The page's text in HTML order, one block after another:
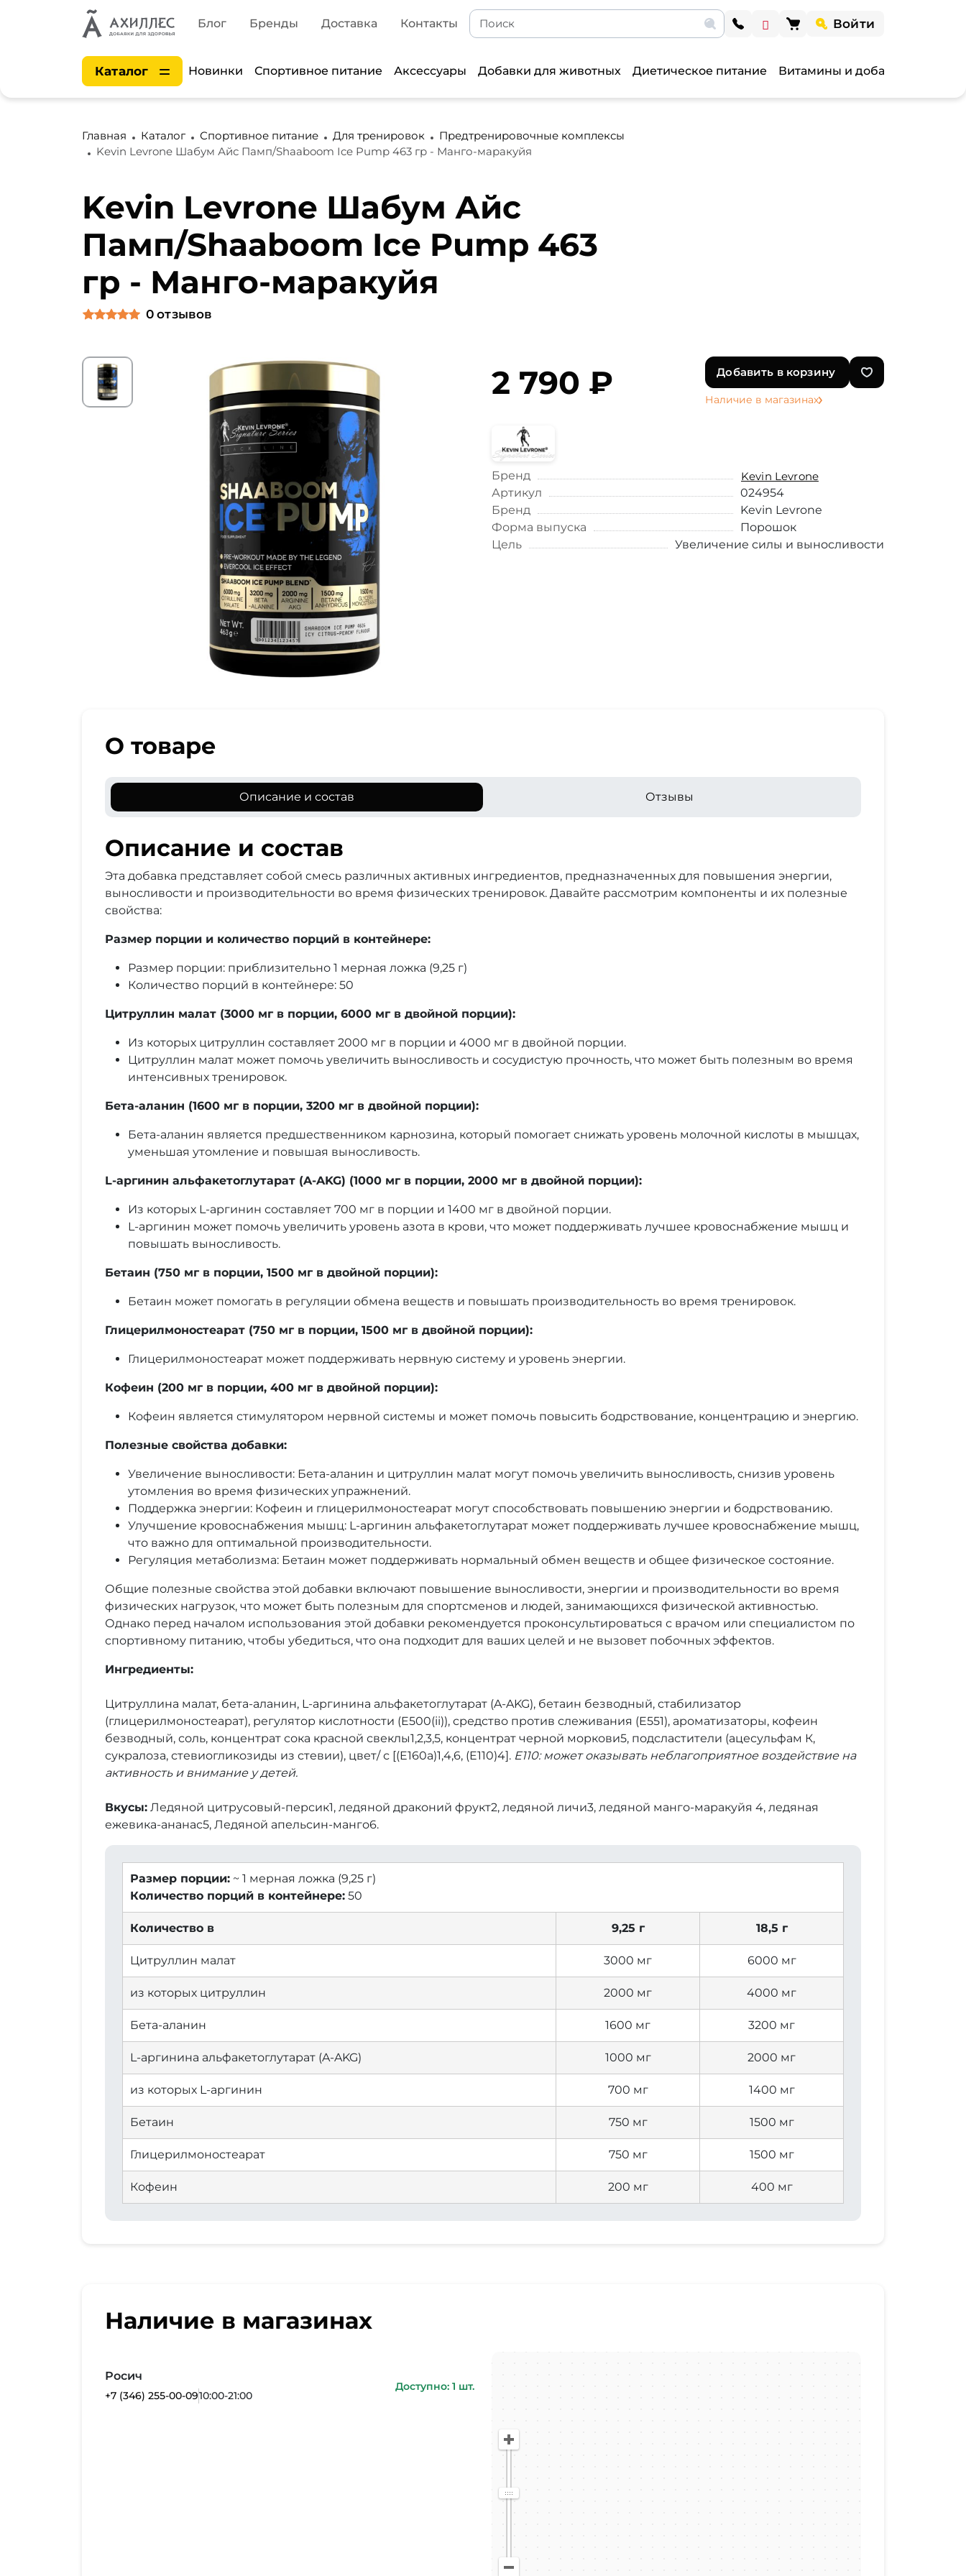
Блог Бренды Доставка Контакты Войти
Каталог Новинки Спортивное питание Аксессуары Добавки для животных Диетическое питание Витамины и добавки
Главная Каталог Спортивное питание Для тренировок
Предтренировочные комплексы
Kevin Levrone Шабум Айс Памп/Shaaboom Ice Pump 463 гр - Манго-маракуйя
Kevin Levrone Шабум Айс
Памп/Shaaboom Ice Pump 463
гр - Манго-маракуйя
0 отзывов
2 790 ₽ Добавить в корзину
Наличие в магазинах
Бренд
Kevin Levrone
Артикул
024954
Бренд
Kevin Levrone
Форма выпуска
Порошок
Цель
Увеличение силы и выносливости
О товаре
Описание и состав Отзывы
Описание и состав
Эта добавка представляет собой смесь различных активных ингредиентов, предназначенных для повышения энергии,
выносливости и производительности во время физических тренировок. Давайте рассмотрим компоненты и их полезные
свойства:
Размер порции и количество порций в контейнере:
Размер порции: приблизительно 1 мерная ложка (9,25 г)
Количество порций в контейнере: 50
Цитруллин малат (3000 мг в порции, 6000 мг в двойной порции):
Из которых цитруллин составляет 2000 мг в порции и 4000 мг в двойной порции.
Цитруллин малат может помочь увеличить выносливость и сосудистую прочность, что может быть полезным во время
интенсивных тренировок.
Бета-аланин (1600 мг в порции, 3200 мг в двойной порции):
Бета-аланин является предшественником карнозина, который помогает снижать уровень молочной кислоты в мышцах,
уменьшая утомление и повышая выносливость.
L-аргинин альфакетоглутарат (A-AKG) (1000 мг в порции, 2000 мг в двойной порции):
Из которых L-аргинин составляет 700 мг в порции и 1400 мг в двойной порции.
L-аргинин может помочь увеличить уровень азота в крови, что может поддерживать лучшее кровоснабжение мышц и
повышать выносливость.
Бетаин (750 мг в порции, 1500 мг в двойной порции):
Бетаин может помогать в регуляции обмена веществ и повышать производительность во время тренировок.
Глицерилмоностеарат (750 мг в порции, 1500 мг в двойной порции):
Глицерилмоностеарат может поддерживать нервную систему и уровень энергии.
Кофеин (200 мг в порции, 400 мг в двойной порции):
Кофеин является стимулятором нервной системы и может помочь повысить бодрствование, концентрацию и энергию.
Полезные свойства добавки:
Увеличение выносливости: Бета-аланин и цитруллин малат могут помочь увеличить выносливость, снизив уровень
утомления во время физических упражнений.
Поддержка энергии: Кофеин и глицерилмоностеарат могут способствовать повышению энергии и бодрствованию.
Улучшение кровоснабжения мышц: L-аргинин альфакетоглутарат может поддерживать лучшее кровоснабжение мышц,
что важно для оптимальной производительности.
Регуляция метаболизма: Бетаин может поддерживать нормальный обмен веществ и общее физическое состояние.
Общие полезные свойства этой добавки включают повышение выносливости, энергии и производительности во время
физических нагрузок, что может быть полезным для спортсменов и людей, занимающихся физической активностью.
Однако перед началом использования этой добавки рекомендуется проконсультироваться с врачом или специалистом по
спортивному питанию, чтобы убедиться, что она подходит для ваших целей и не вызовет побочных эффектов.
Ингредиенты:
Цитруллина малат, бета-аланин, L-аргинина альфакетоглутарат (A-AKG), бетаин безводный, стабилизатор
(глицерилмоностеарат), регулятор кислотности (E500(ii)), средство против слеживания (E551), ароматизаторы, кофеин
безводный, соль, концентрат сока красной свеклы1,2,3,5, концентрат черной моркови5, подсластители (ацесульфам К,
сукралоза, стевиогликозиды из стевии), цвет/ с [(E160a)1,4,6, (E110)4]. E110: может оказывать неблагоприятное воздействие на
активность и внимание у детей.
Вкусы: Ледяной цитрусовый-персик1, ледяной драконий фрукт2, ледяной личи3, ледяной манго-маракуйя 4, ледяная
ежевика-ананас5, Ледяной апельсин-манго6.
Размер порции: ~ 1 мерная ложка (9,25 г)
Количество порций в контейнере: 50
Количество в 9,25 г 18,5 г
Цитруллин малат 3000 мг 6000 мг
из которых цитруллин 2000 мг 4000 мг
Бета-аланин 1600 мг 3200 мг
L-аргинина альфакетоглутарат (A-AKG) 1000 мг 2000 мг
из которых L-аргинин 700 мг 1400 мг
Бетаин 750 мг 1500 мг
Глицерилмоностеарат 750 мг 1500 мг
Кофеин 200 мг 400 мг
Наличие в магазинах
Росич
+7 (346) 255-00-0910:00-21:00
Доступно: 1 шт.